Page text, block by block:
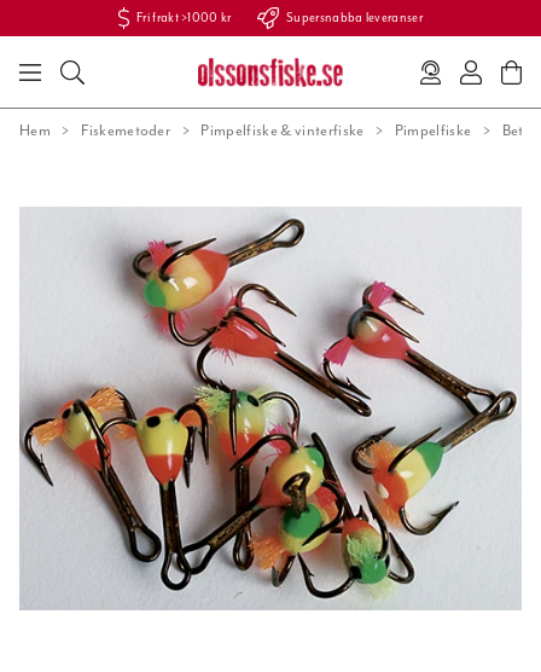
Fri frakt >1000 kr Supersnabba leveranser
Hem Fiskemetoder Pimpelfiske & vinterfiske Pimpelfiske Beten